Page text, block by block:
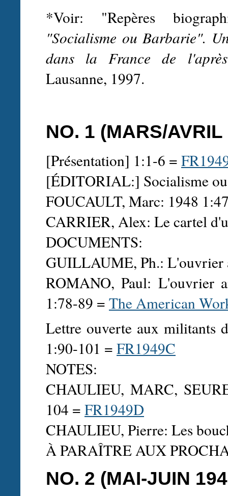
*Voir: "Repères
"Socialisme ou Barbarie".
dans la France de
Lausanne, 1997.
NO. 1 (MARS/AVRIL
[Présentation] 1:1-6 =
[ÉDITORIAL:] Socialisme
FOUCAULT, Marc: 1948
CARRIER, Alex: Le cartel
DOCUMENTS:
GUILLAUME, Ph.: L'ouvrier
ROMANO, Paul: L'ouvrier
1:78-89 = The American
Lettre ouverte aux militants
1:90-101 = FR1949C
NOTES:
CHAULIEU, MARC,
104 = FR1949D
CHAULIEU, Pierre: Les
À PARAÎTRE AUX
NO. 2 (MAI-JUIN